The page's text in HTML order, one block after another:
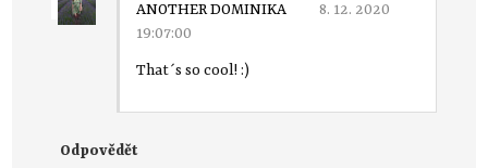
ANOTHER DOMINIKA
8. 12. 2020
19:07:00
That´s so cool! :)
Odpovědět